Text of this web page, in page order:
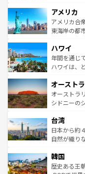
ンツ一覧を
の建物がそ
博物館もあ
ことができ
ば市内交通費
着のスイス
アメリカ
アメリカ合
東海岸の都
のような巨
ンメントが
西部には大
部のニュー
文化が魅力
しみながら
ならではの贅沢な旅
情報はコン
ハワイ
年間を通じ
ハワイは、
ワイ島は見
島だが、静
おすすめ。
れるおもて
人々、おい
ク、伝統的
ワイを、存分に味わ
はコンテン
オースト
オーストラ
シドニーの
リアリーフ
ク）、タス
ど、見どこ
いる。アク
ビング、ハ
台湾
日本から約
自然が織り
ン）、静ひ
と山間の静
韓国
歴史ある王